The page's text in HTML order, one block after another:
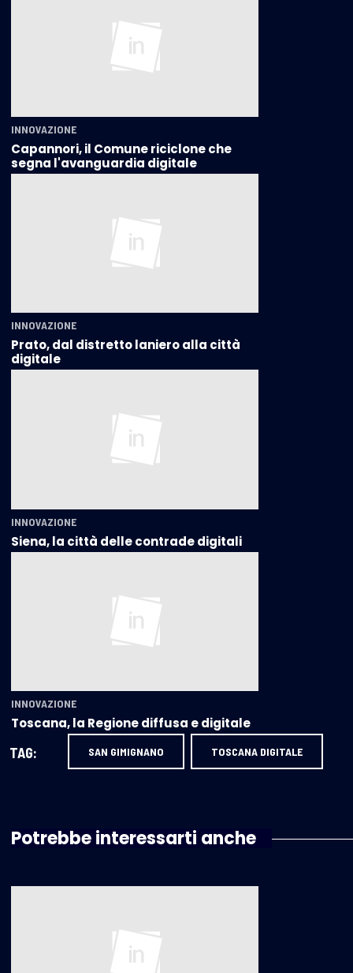
INNOVAZIONE
Capannori, il Comune riciclone che
segna l'avanguardia digitale
INNOVAZIONE
Prato, dal distretto laniero alla città
digitale
INNOVAZIONE
Siena, la città delle contrade digitali
INNOVAZIONE
Toscana, la Regione diffusa e digitale
TAG: SAN GIMIGNANO TOSCANA DIGITALE
Potrebbe interessarti anche